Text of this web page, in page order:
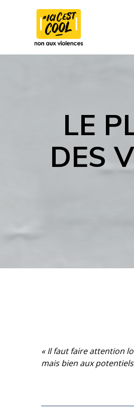
LE
DES
« Il faut faire attention
mais bien aux